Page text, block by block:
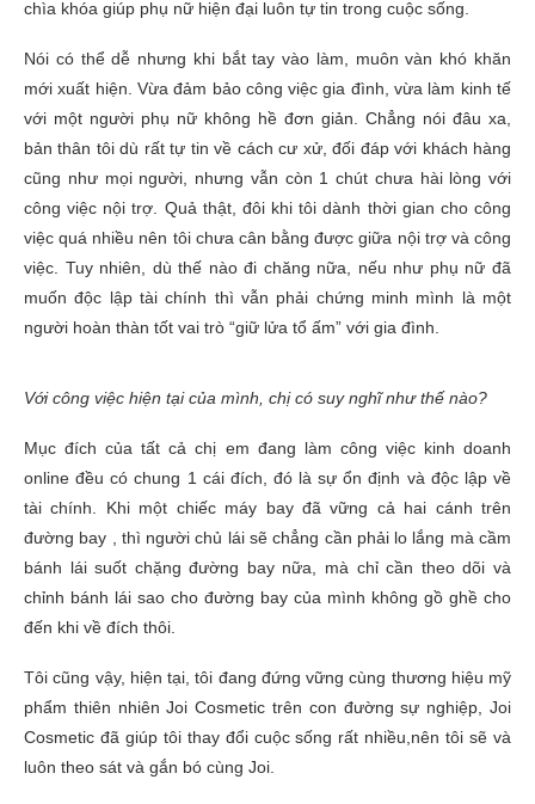
chìa khóa giúp phụ nữ hiện đại luôn tự tin trong cuộc sống.
Nói có thể dễ nhưng khi bắt tay vào làm, muôn vàn khó khăn
mới xuất hiện. Vừa đảm bảo công việc gia đình, vừa làm kinh tế
với một người phụ nữ không hề đơn giản. Chẳng nói đâu xa,
bản thân tôi dù rất tự tin về cách cư xử, đối đáp với khách hàng
cũng như mọi người, nhưng vẫn còn 1 chút chưa hài lòng với
công việc nội trợ. Quả thật, đôi khi tôi dành thời gian cho công
việc quá nhiều nên tôi chưa cân bằng được giữa nội trợ và công
việc. Tuy nhiên, dù thế nào đi chăng nữa, nếu như phụ nữ đã
muốn độc lập tài chính thì vẫn phải chứng minh mình là một
người hoàn thàn tốt vai trò “giữ lửa tổ ấm” với gia đình.
Với công việc hiện tại của mình, chị có suy nghĩ như thế nào?
Mục đích của tất cả chị em đang làm công việc kinh doanh
online đều có chung 1 cái đích, đó là sự ổn định và độc lập về
tài chính. Khi một chiếc máy bay đã vững cả hai cánh trên
đường bay , thì người chủ lái sẽ chẳng cần phải lo lắng mà cầm
bánh lái suốt chặng đường bay nữa, mà chỉ cần theo dõi và
chỉnh bánh lái sao cho đường bay của mình không gồ ghề cho
đến khi về đích thôi.
Tôi cũng vậy, hiện tại, tôi đang đứng vững cùng thương hiệu mỹ
phẩm thiên nhiên Joi Cosmetic trên con đường sự nghiệp, Joi
Cosmetic đã giúp tôi thay đổi cuộc sống rất nhiều,nên tôi sẽ và
luôn theo sát và gắn bó cùng Joi.